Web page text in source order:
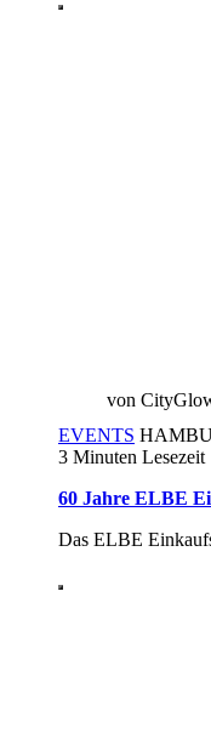
von
EVENTS
3 Minuten Lesezeit
60 Jahre ELBE
Das ELBE